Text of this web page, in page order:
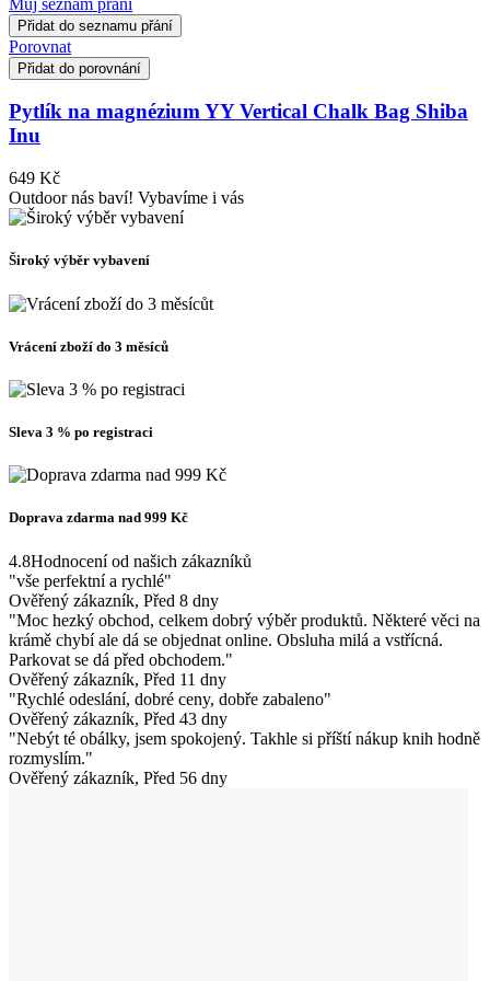
Přidat do seznamu přání
Porovnat
Přidat do porovnání
Pytlík na magnézium YY Vertical Chalk Bag Shiba
Inu
649 Kč
Outdoor nás baví! Vybavíme i vás
Široký výběr vybavení
Vrácení zboží do 3 měsíců
Sleva 3 % po registraci
Doprava zdarma nad 999 Kč
4.8Hodnocení od našich zákazníků
"vše perfektní a rychlé"
Ověřený zákazník, Před 8 dny
"Moc hezký obchod, celkem dobrý výběr produktů. Některé věci na
krámě chybí ale dá se objednat online. Obsluha milá a vstřícná.
Parkovat se dá před obchodem."
Ověřený zákazník, Před 11 dny
"Rychlé odeslání, dobré ceny, dobře zabaleno"
Ověřený zákazník, Před 43 dny
"Nebýt té obálky, jsem spokojený. Takhle si příští nákup knih hodně
rozmyslím."
Ověřený zákazník, Před 56 dny